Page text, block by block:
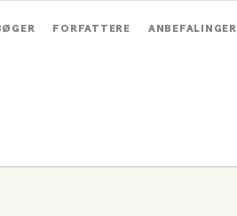
FORFATTERE ANBEFALINGER